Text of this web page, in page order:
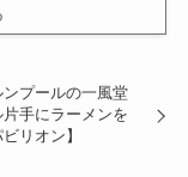
ンプールの一風堂
手にラーメンを
リオン】